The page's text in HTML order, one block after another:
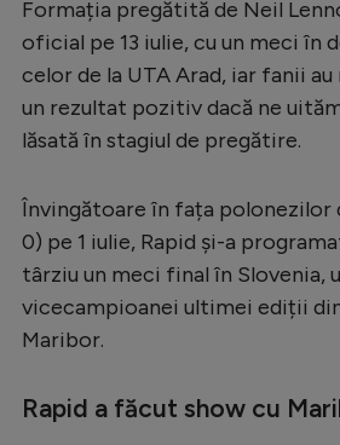
Bundesliga
Ligue 1
Campionate
Starurile fotbalului
EURO 2024
Stranieri
Clasamente
Tenis
Formația pregătită de Neil
oficial pe 13 iulie, cu un meci în
celor de la UTA Arad, iar fanii
un rezultat pozitiv dacă ne
lăsată în stagiul de pregătire.
Învingătoare în fața polonezilor
0) pe 1 iulie, Rapid și-a
târziu un meci final în Slovenia,
vicecampioanei ultimei ediții
Maribor.
Rapid a făcut show cu